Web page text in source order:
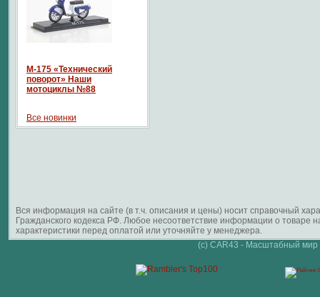
М-175 «Технический
поворот» Наши
мотоциклы №88
Все новинки
Вся информация на сайте (в т.ч. описания и цены) носит справочный
Гражданского кодекса РФ. Любое несоответствие информации о
характеристики перед оплатой или уточняйте у менеджера.
(c) CAR43 - Масштабный мир